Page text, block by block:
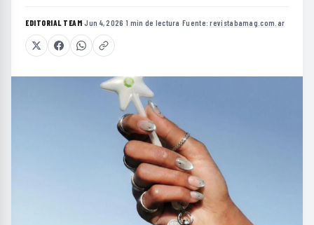
EDITORIAL TEAM·Jun 4, 2026 ·1 min de lectura ·Fuente:revistabamag.com.ar